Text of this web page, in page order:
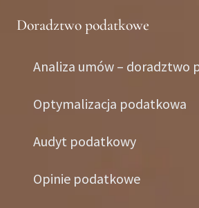
Doradztwo podatkowe
Analiza umów – doradztwo
Optymalizacja podatkowa
Audyt podatkowy
Opinie podatkowe